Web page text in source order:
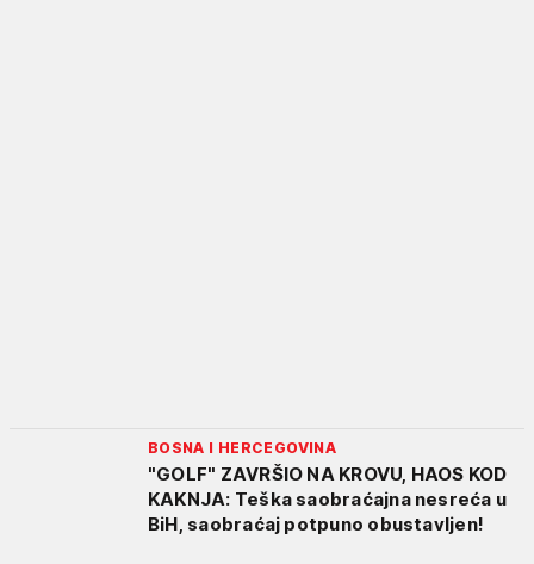
BOSNA I HERCEGOVINA
"GOLF" ZAVRŠIO NA KROVU, HAOS KOD
KAKNJA: Teška saobraćajna nesreća u
BiH, saobraćaj potpuno obustavljen!